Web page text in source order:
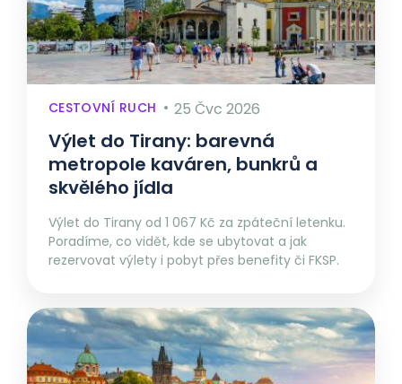
CESTOVNÍ RUCH 25 Čvc 2026
Výlet do Tirany: barevná
metropole kaváren, bunkrů a
skvělého jídla
Výlet do Tirany od 1 067 Kč za zpáteční letenku.
Poradíme, co vidět, kde se ubytovat a jak
rezervovat výlety i pobyt přes benefity či FKSP.